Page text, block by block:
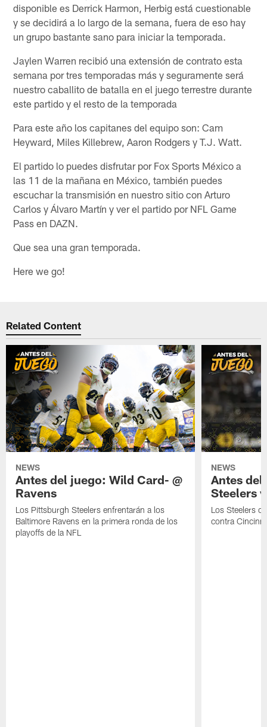
disponible es Derrick Harmon, Herbig está cuestionable
y se decidirá a lo largo de la semana, fuera de eso hay
un grupo bastante sano para iniciar la temporada.
Jaylen Warren recibió una extensión de contrato esta
semana por tres temporadas más y seguramente será
nuestro caballito de batalla en el juego terrestre durante
este partido y el resto de la temporada
Para este año los capitanes del equipo son: Cam
Heyward, Miles Killebrew, Aaron Rodgers y T.J. Watt.
El partido lo puedes disfrutar por Fox Sports México a
las 11 de la mañana en México, también puedes
escuchar la transmisión en nuestro sitio con Arturo
Carlos y Álvaro Martín y ver el partido por NFL Game
Pass en DAZN.
Que sea una gran temporada.
Here we go!
Related Content
NEWS
Antes del juego: Wild Card- @
Ravens
Los Pittsburgh Steelers enfrentarán a los
Baltimore Ravens en la primera ronda de los
playoffs de la NFL
NEWS
Antes del
Steelers
Los Steelers
contra